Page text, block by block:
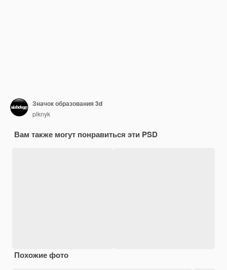
Значок образования 3d
plknyk
Вам также могут понравиться эти PSD
Похожие фото